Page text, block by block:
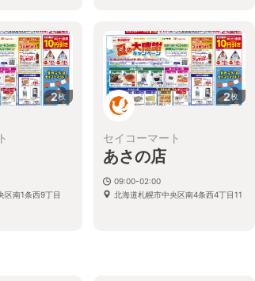
2枚
区南1条西9丁目
2枚
セイコーマート
あさの店
09:00-02:00
北海道札幌市中央区南4条西4丁目11